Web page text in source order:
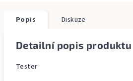
Popis Diskuze
Detailní popis produktu
Tester